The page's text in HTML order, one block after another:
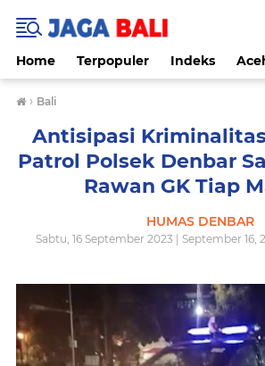
Home Terpopuler Indeks
› Bali
Antisipasi
Patrol Polsek Denbar
Rawan GK Tiap
HUMAS DENBAR
Sabtu, 16 September 2023 | September 16,